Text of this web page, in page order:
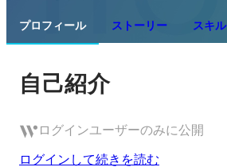
プロフィール ストーリー スキル
自己紹介
ログインユーザーのみに公開
ログインして続きを読む